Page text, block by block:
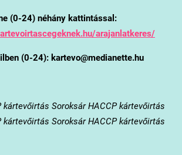
(0-24) néhány kattintással:
arajanlatkeres/
(0-24): kartevo@medianette.hu
kártevőirtás Soroksár HACCP kártevőirtás
kártevőirtás Soroksár HACCP kártevőirtás